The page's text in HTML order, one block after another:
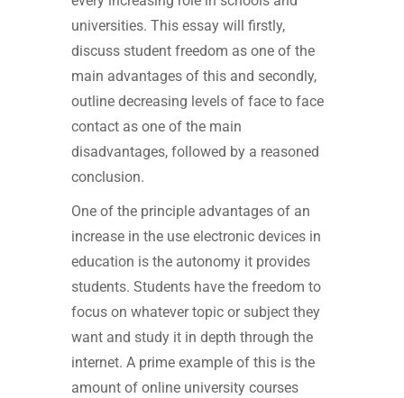
universities. This essay will firstly,
discuss student freedom as one of the
main advantages of this and secondly,
outline decreasing levels of face to face
contact as one of the main
disadvantages, followed by a reasoned
conclusion.
One of the principle advantages of an
increase in the use electronic devices in
education is the autonomy it provides
students. Students have the freedom to
focus on whatever topic or subject they
want and study it in depth through the
internet. A prime example of this is the
amount of online university courses